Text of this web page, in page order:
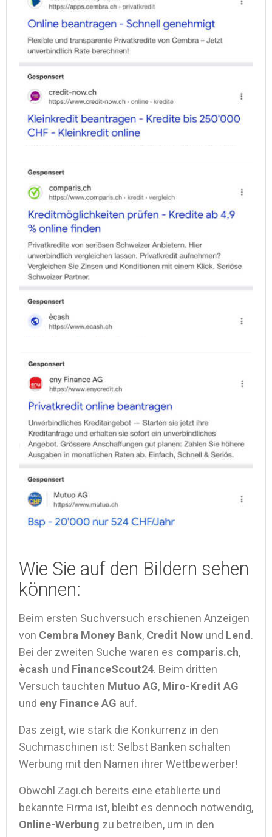
Wie Sie auf den Bildern sehen
können:
Beim ersten Suchversuch erschienen Anzeigen
von Cembra Money Bank, Credit Now und Lend.
Bei der zweiten Suche waren es comparis.ch,
ècash und FinanceScout24. Beim dritten
Versuch tauchten Mutuo AG, Miro-Kredit AG
und eny Finance AG auf.
Das zeigt, wie stark die Konkurrenz in den
Suchmaschinen ist: Selbst Banken schalten
Werbung mit den Namen ihrer Wettbewerber!
Obwohl Zagi.ch bereits eine etablierte und
bekannte Firma ist, bleibt es dennoch notwendig,
Online-Werbung zu betreiben, um in den